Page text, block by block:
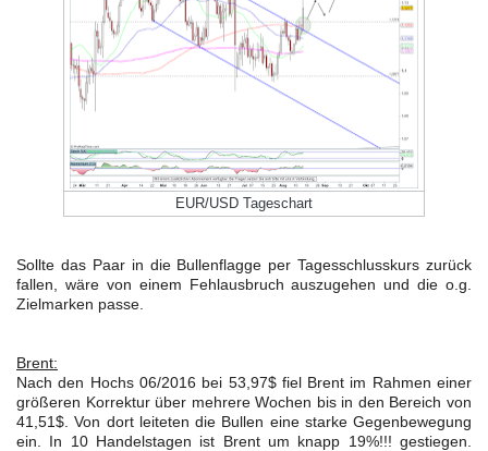
EUR/USD Tageschart
Sollte das Paar in die Bullenflagge per Tagesschlusskurs zurück
fallen, wäre von einem Fehlausbruch auszugehen und die o.g.
Zielmarken passe.
Brent:
Nach den Hochs 06/2016 bei 53,97$ fiel Brent im Rahmen einer
größeren Korrektur über mehrere Wochen bis in den Bereich von
41,51$. Von dort leiteten die Bullen eine starke Gegenbewegung
ein. In 10 Handelstagen ist Brent um knapp 19%!!! gestiegen.